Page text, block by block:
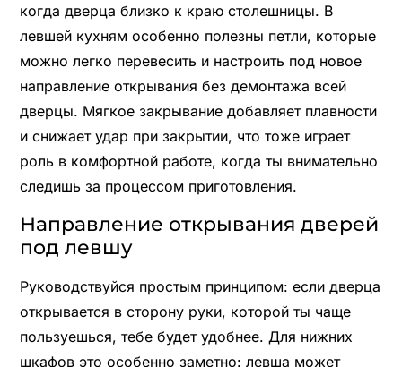
когда дверца близко к краю столешницы. В
левшей кухням особенно полезны петли, которые
можно легко перевесить и настроить под новое
направление открывания без демонтажа всей
дверцы. Мягкое закрывание добавляет плавности
и снижает удар при закрытии, что тоже играет
роль в комфортной работе, когда ты внимательно
следишь за процессом приготовления.
Направление открывания дверей
под левшу
Руководствуйся простым принципом: если дверца
открывается в сторону руки, которой ты чаще
пользуешься, тебе будет удобнее. Для нижних
шкафов это особенно заметно: левша может